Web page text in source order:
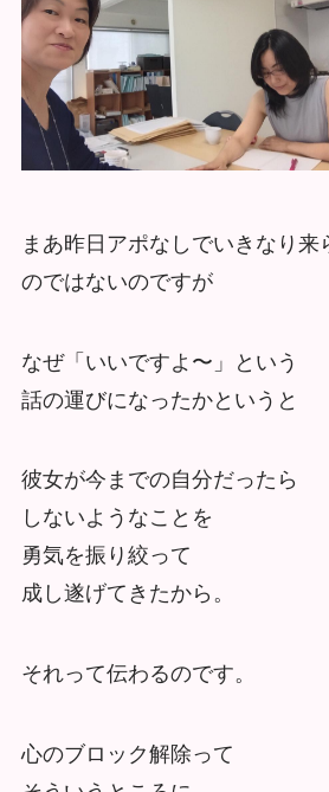
まあ昨日アポなしでいきなり来
のではないのですが
なぜ「いいですよ〜」という
話の運びになったかというと
彼女が今までの自分だったら
しないようなことを
勇気を振り絞って
成し遂げてきたから。
それって伝わるのです。
心のブロック解除って